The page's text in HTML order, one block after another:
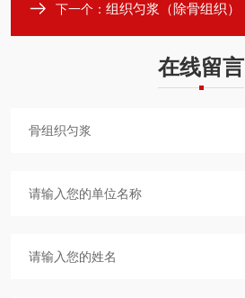
下一个： 组织匀浆（除骨组织）
在线留言